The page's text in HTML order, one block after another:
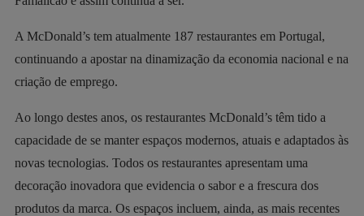
A McDonald’s tem atualmente 187 restaurantes em Portugal,
continuando a apostar na dinamização da economia nacional e na
criação de emprego.
Ao longo destes anos, os restaurantes McDonald’s têm tido a
capacidade de se manter espaços modernos, atuais e adaptados às
novas tecnologias. Todos os restaurantes apresentam uma
decoração inovadora que evidencia o sabor e a frescura dos
produtos da marca. Os espaços incluem, ainda, as mais recentes